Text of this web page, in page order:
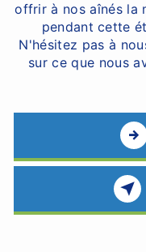
offrir à nos aînés la
pendant cette
N'hésitez pas à
sur ce que nous